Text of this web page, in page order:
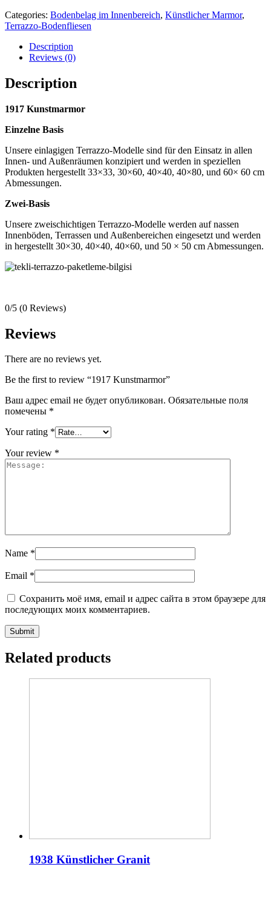
Categories: Bodenbelag im Innenbereich, Künstlicher Marmor,
Terrazzo-Bodenfliesen
Description
Reviews (0)
Description
1917 Kunstmarmor
Einzelne Basis
Unsere einlagigen Terrazzo-Modelle sind für den Einsatz in allen
Innen- und Außenräumen konzipiert und werden in speziellen
Produkten hergestellt 33×33, 30×60, 40×40, 40×80, und 60× 60 cm
Abmessungen.
Zwei-Basis
Unsere zweischichtigen Terrazzo-Modelle werden auf nassen
Innenböden, Terrassen und Außenbereichen eingesetzt und werden
in hergestellt 30×30, 40×40, 40×60, und 50 × 50 cm Abmessungen.
0/5 (0 Reviews)
Reviews
There are no reviews yet.
Be the first to review “1917 Kunstmarmor”
Ваш адрес email не будет опубликован. Обязательные поля
помечены *
Your rating *
Your review *
Name *
Email *
Сохранить моё имя, email и адрес сайта в этом браузере для
последующих моих комментариев.
Related products
1938 Künstlicher Granit